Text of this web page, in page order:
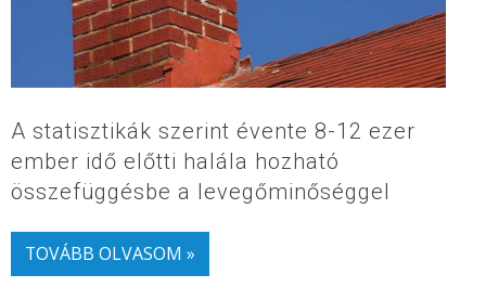
A statisztikák szerint évente 8-12 ezer
ember idő előtti halála hozható
összefüggésbe a levegőminőséggel
TOVÁBB OLVASOM »